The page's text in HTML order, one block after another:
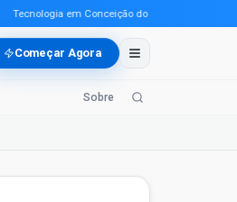
em Conceição do Araguaia (PA) em
Começar Agora
Sobre